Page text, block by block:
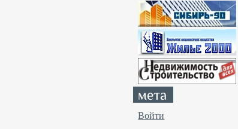
Войти